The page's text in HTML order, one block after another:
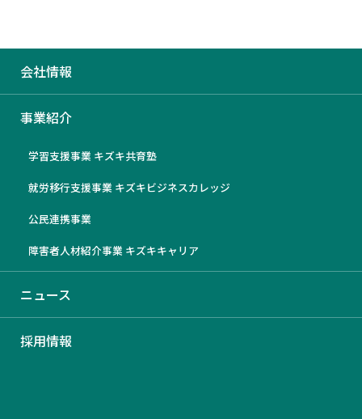
会社情報
事業紹介
学習支援事業 キズキ共育塾
就労移行支援事業 キズキビジネスカレッジ
公民連携事業
障害者人材紹介事業 キズキキャリア
ニュース
採用情報
不登校・精神発達障害・生活困
窮の支援を「仕組み」で動か
す。 20代でマネジャーへ！ 株
式会社キズキ採用説明会
2026/5/11